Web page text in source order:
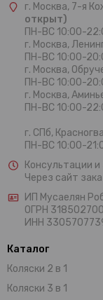
г. Москва, 7-я
открыт)
ПН-ВС 10:00-
г. Москва,
ПН-ВС 10:00-
г. Москва,
ПН-ВС 10:00-
г. Москва,
ПН-ВС 10:00-
г. СПб,
ПН-ВС 10:00-
Консультации
Через сайт
ИП Мусаелян
ОГРН
ИНН
Каталог
Коляски 2 в 1
Коляски 3 в 1